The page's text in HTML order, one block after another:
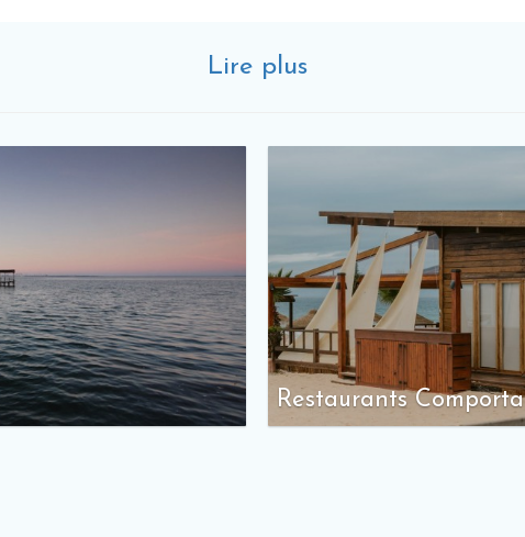
Lire plus
Restaurants Comporta